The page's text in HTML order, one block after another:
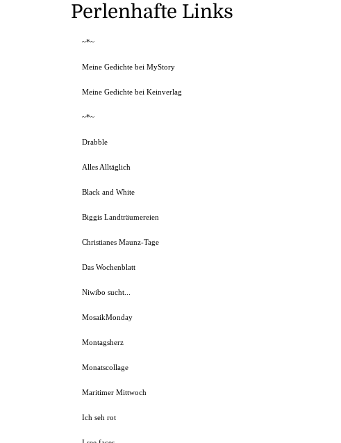
Perlenhafte Links
~*~
Meine Gedichte bei MyStory
Meine Gedichte bei Keinverlag
~*~
Drabble
Alles Alltäglich
Black and White
Biggis Landträumereien
Christianes Maunz-Tage
Das Wochenblatt
Niwibo sucht...
MosaikMonday
Montagsherz
Monatscollage
Maritimer Mittwoch
Ich seh rot